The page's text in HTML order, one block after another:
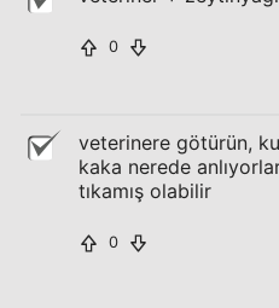
0
veterinere götürün,
kaka nerede
tıkamış olabilir
0